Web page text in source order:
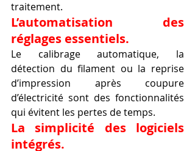
traitement.
L’automatisation des
réglages essentiels.
Le calibrage automatique, la
détection du filament ou la reprise
d’impression après coupure
d’électricité sont des fonctionnalités
qui évitent les pertes de temps.
La simplicité des logiciels
intégrés.